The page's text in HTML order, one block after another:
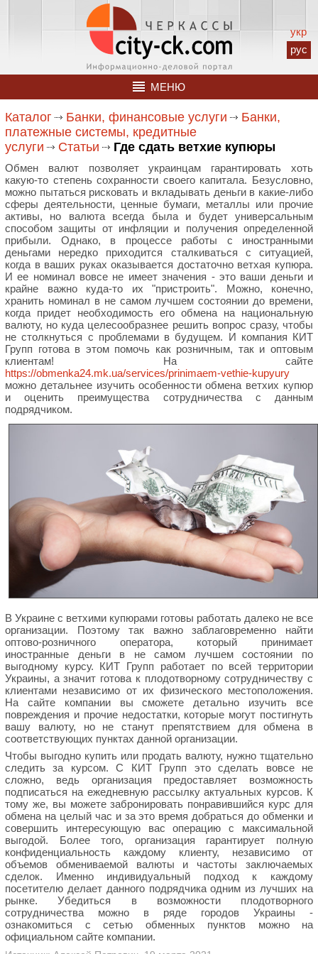
укр
рус
МЕНЮ
Каталог Банки, финансовые услуги
Банки,
платежные системы, кредитные
услуги
Статьи Где сдать ветхие купюры
Обмен валют позволяет украинцам гарантировать хоть
какую-то степень сохранности своего капитала. Безусловно,
можно пытаться рисковать и вкладывать деньги в какие-либо
сферы деятельности, ценные бумаги, металлы или прочие
активы, но валюта всегда была и будет универсальным
способом защиты от инфляции и получения определенной
прибыли. Однако, в процессе работы с иностранными
деньгами нередко приходится сталкиваться с ситуацией,
когда в ваших руках оказывается достаточно ветхая купюра.
И ее номинал вовсе не имеет значения - это ваши деньги и
крайне важно куда-то их "пристроить". Можно, конечно,
хранить номинал в не самом лучшем состоянии до времени,
когда придет необходимость его обмена на национальную
валюту, но куда целесообразнее решить вопрос сразу, чтобы
не столкнуться с проблемами в будущем. И компания КИТ
Групп готова в этом помочь как розничным, так и оптовым
клиентам! На сайте
https://obmenka24.mk.ua/services/prinimaem-vethie-kupyury
можно детальнее изучить особенности обмена ветхих купюр
и оценить преимущества сотрудничества с данным
подрядчиком.
В Украине с ветхими купюрами готовы работать далеко не все
организации. Поэтому так важно заблаговременно найти
оптово-розничного оператора, который принимает
иностранные деньги в не самом лучшем состоянии по
выгодному курсу. КИТ Групп работает по всей территории
Украины, а значит готова к плодотворному сотрудничеству с
клиентами независимо от их физического местоположения.
На сайте компании вы сможете детально изучить все
повреждения и прочие недостатки, которые могут постигнуть
вашу валюту, но не станут препятствием для обмена в
соответствующих пунктах данной организации.
Чтобы выгодно купить или продать валюту, нужно тщательно
следить за курсом. С КИТ Групп это сделать вовсе не
сложно, ведь организация предоставляет возможность
подписаться на ежедневную рассылку актуальных курсов. К
тому же, вы можете забронировать понравившийся курс для
обмена на целый час и за это время добраться до обменки и
совершить интересующую вас операцию с максимальной
выгодой. Более того, организация гарантирует полную
конфиденциальность каждому клиенту, независимо от
объемов обмениваемой валюты и частоты заключаемых
сделок. Именно индивидуальный подход к каждому
посетителю делает данного подрядчика одним из лучших на
рынке. Убедиться в возможности плодотворного
сотрудничества можно в ряде городов Украины -
ознакомиться с сетью обменных пунктов можно на
официальном сайте компании.